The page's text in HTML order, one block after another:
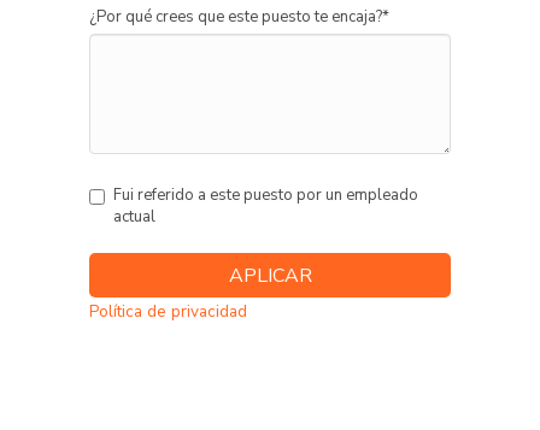
¿Por qué crees que este puesto te encaja?*
Fui referido a este puesto por un empleado
actual
Política de privacidad